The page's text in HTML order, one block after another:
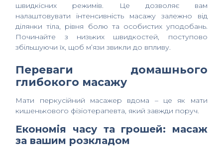
швидкісних режимів. Це дозволяє вам
налаштовувати інтенсивність масажу залежно від
ділянки тіла, рівня болю та особистих уподобань.
Починайте з низьких швидкостей, поступово
збільшуючи їх, щоб м’язи звикли до впливу.
Переваги домашнього
глибокого масажу
Мати перкусійний масажер вдома – це як мати
кишенькового фізіотерапевта, який завжди поруч.
Економія часу та грошей: масаж
за вашим розкладом